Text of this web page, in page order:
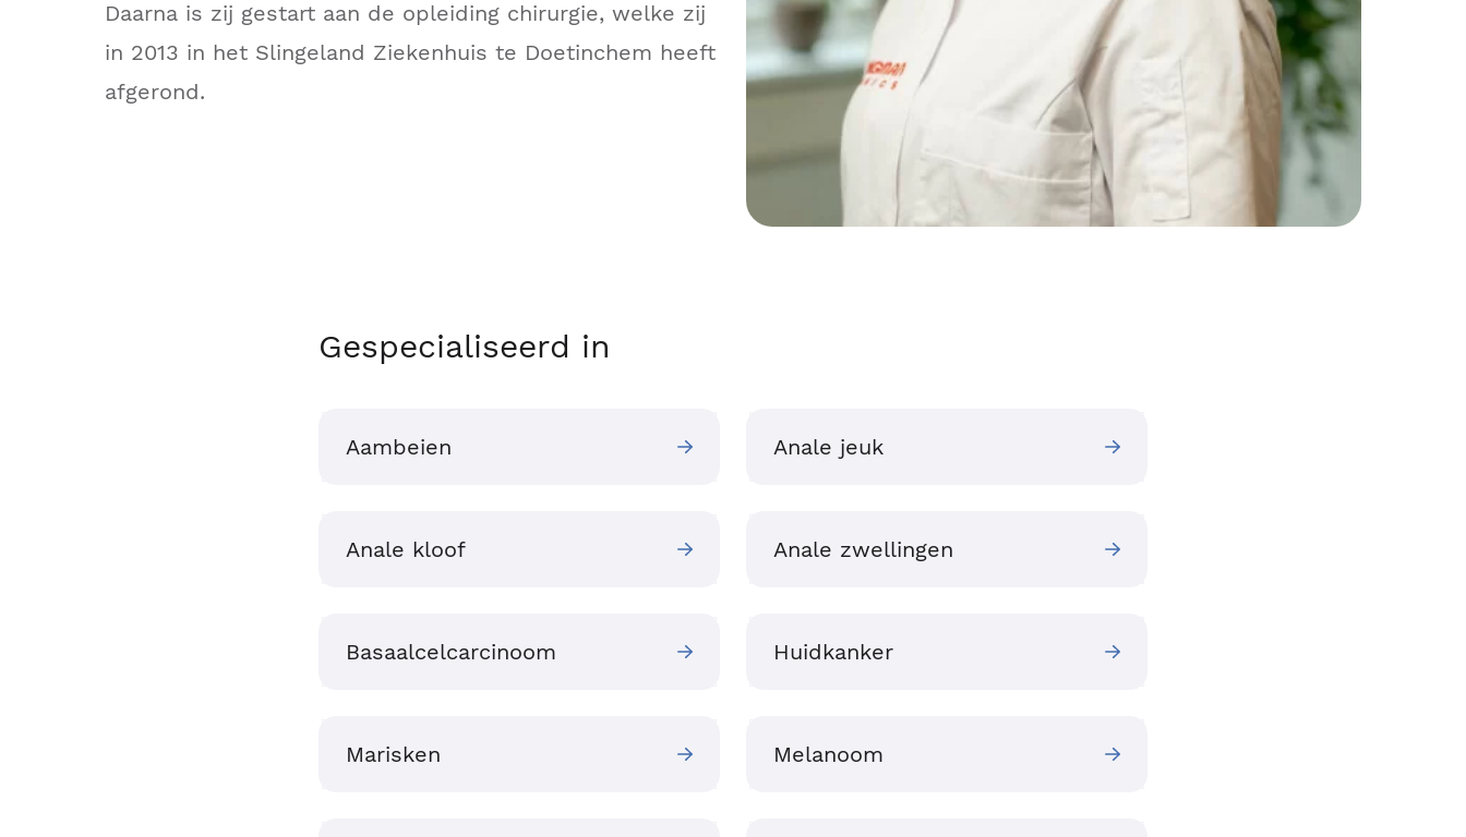
Daarna is zij gestart aan de opleiding chirurgie, welke zij
in 2013 in het Slingeland Ziekenhuis te Doetinchem heeft
afgerond.
Gespecialiseerd in
Aambeien Anale jeuk
Anale kloof Anale zwellingen
Basaalcelcarcinoom Huidkanker
Marisken Melanoom